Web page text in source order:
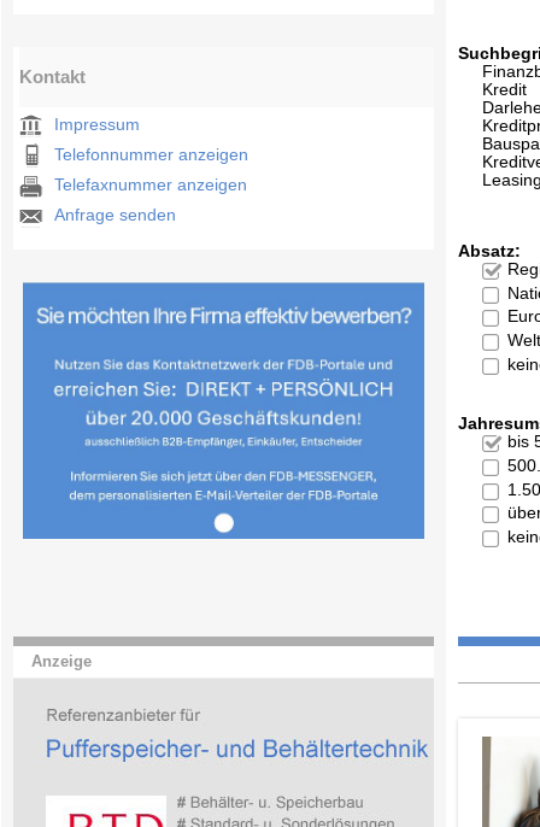
Kontakt
Impressum
Telefonnummer anzeigen
Telefaxnummer anzeigen
Anfrage senden
Anzeige
Kredit
Absatz:
bis